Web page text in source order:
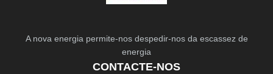
A nova energia permite-nos despedir-nos da escassez de
energia
CONTACTE-NOS